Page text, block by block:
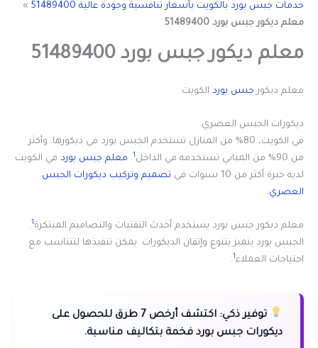
خدمات جبس بورد بالكويت بأسعار تنافسية وجودة عالية 51489400
»
معلم ديكور جبس بورد 51489400
معلم ديكور جبس بورد 51489400
معلم ديكور جبس بورد الكويت
ديكورات الجبس العصري.
في الكويت، 80% من المنازل تستخدم الجبس بورد في ديكورها. وأكثر
من 90% من المباني تستخدمه في الداخل
1
. معلم جبس بورد في الكويت
لديه خبرة أكثر من 10 سنوات في
تصميم وتركيب ديكورات الجبس
العصري.
معلم ديكور جبس بورد يستخدم أحدث التقنيات والتصاميم المبتكرة1
.
الجبس بورد يتميز بتنوع وإتقان الديكورات. يمكن تنفيذها لتتناسب مع
احتياجات العملاء1
.
توفير ذكي:
اكتشف أرخص 7 طرق للحصول على
ديكورات جبس بورد فخمة بتكاليف مناسبة.